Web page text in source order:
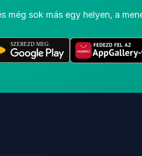
sok más egy helyen, a